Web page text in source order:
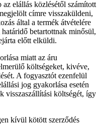
elállás közlésétől számított
címre visszaküldeni,
által a termék átvételére
betartottnak minősül,
előtt elküldi.
miatt az áru
költségeket, kivéve,
A fogyasztót ezenfelül
jog gyakorlása esetén
visszaszállítási költségét, így
kívül kötött szerződés